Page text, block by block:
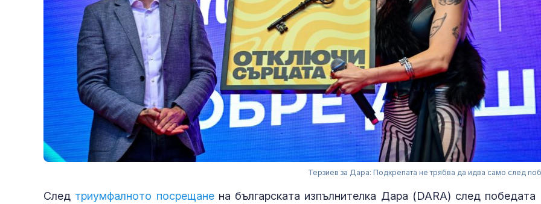
Терзиев за Дара: Подкрепата не трябва да идва само след
След триумфалното посрещанена българската изпълнителка Дара (DARA) след победата